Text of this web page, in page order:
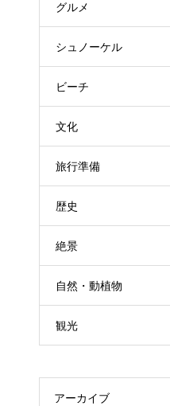
グルメ
シュノーケル
ビーチ
文化
旅行準備
歴史
絶景
自然・動植物
観光
アーカイブ